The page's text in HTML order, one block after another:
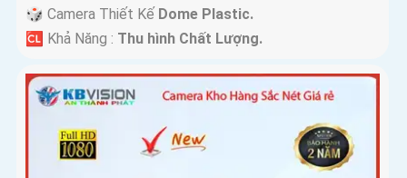
🎲 Camera Thiết Kế Dome Plastic.
️🆑 Khả Năng : Thu hình Chất Lượng.